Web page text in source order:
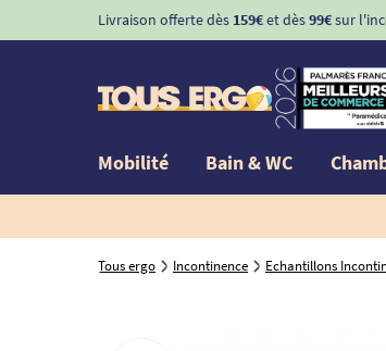
Livraison offerte dès 159€et dès99€sur
Mobilité Bain & WC
Tous ergo Incontinence Echantillons